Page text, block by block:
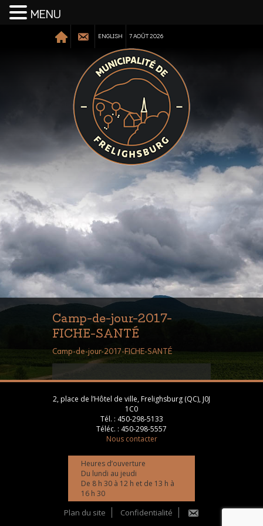
ENGLISH 7 AOÛT 2026
Camp-de-jour-2017-
FICHE-SANTÉ
Camp-de-jour-2017-FICHE-SANTÉ
2, place de l’Hôtel de ville, Frelighsburg (QC), J0J
1C0
Tél. : 450-298-5133
Téléc. : 450-298-5557
Nous contacter
Heures d’ouverture
Du lundi au jeudi
De 8 h 30 à 12 h et de 13 h à
16 h 30
Plan du site
Confidentialité
MENU